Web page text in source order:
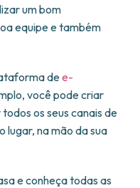
um bom
equipe e também
dee-
você pode criar
os seus canais de
lugar, na mão da sua
e conheça todas as